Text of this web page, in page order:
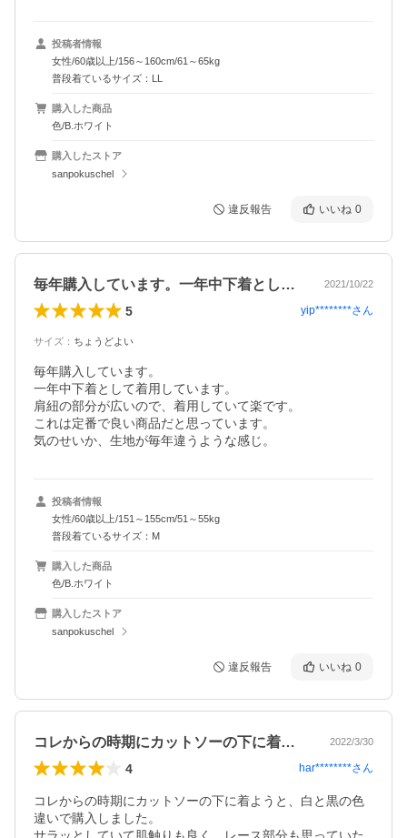
投稿者情報
女性/60歳以上/156～160cm/61～65kg
普段着ているサイズ：LL
購入した商品
色/B.ホワイト
購入したストア
sanpokuschel
違反報告 いいね 0
毎年購入しています。一年中下着として着… 2021/10/22
5 yip********さん
サイズ ： ちょうどよい
毎年購入しています。
一年中下着として着用しています。
肩紐の部分が広いので、着用していて楽です。
これは定番で良い商品だと思っています。
気のせいか、生地が毎年違うような感じ。
投稿者情報
女性/60歳以上/151～155cm/51～55kg
普段着ているサイズ：M
購入した商品
色/B.ホワイト
購入したストア
sanpokuschel
違反報告 いいね 0
コレからの時期にカットソーの下に着よう… 2022/3/30
4 har********さん
コレからの時期にカットソーの下に着ようと、白と黒の色
違いで購入しました。